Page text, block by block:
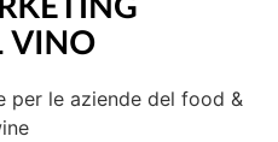
per le aziende del food &